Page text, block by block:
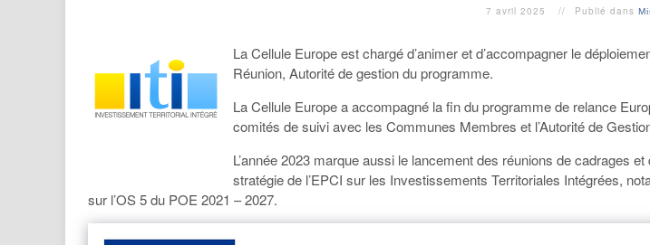
7 avril 2025 Publié dans
La Cellule Europe est chargé d’animer et d’accompagner le
Réunion, Autorité de gestion du programme.
La Cellule Europe a accompagné la fin du programme de relance
comités de suivi avec les Communes Membres et l’Autorité de
L’année 2023 marque aussi le lancement des réunions de cadrages
stratégie de l’EPCI sur les Investissements Territoriales Intégrées,
sur l’OS 5 du POE 2021 – 2027.